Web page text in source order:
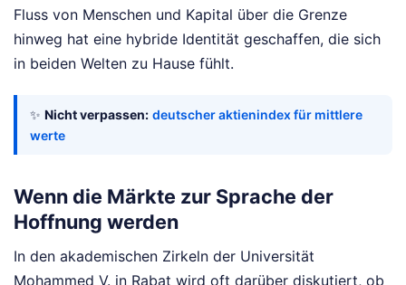
Fluss von Menschen und Kapital über die Grenze
hinweg hat eine hybride Identität geschaffen, die sich
in beiden Welten zu Hause fühlt.
✨ Nicht verpassen: deutscher aktienindex für mittlere
werte
Wenn die Märkte zur Sprache der
Hoffnung werden
In den akademischen Zirkeln der Universität
Mohammed V. in Rabat wird oft darüber diskutiert, ob